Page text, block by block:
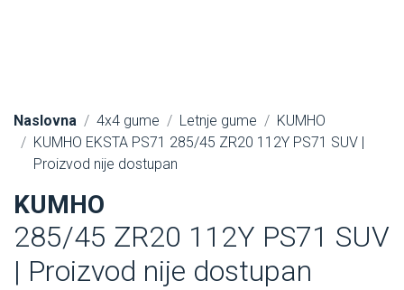
Naslovna 4x4 gume Letnje gume
KUMHO
KUMHO EKSTA PS71 285/45 ZR20 112Y PS71 SUV |
Proizvod nije dostupan
KUMHO
285/45 ZR20 112Y PS71 SUV
| Proizvod nije dostupan